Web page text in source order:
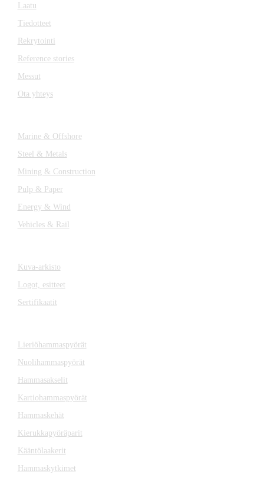
Laatu
Tiedotteet
Rekrytointi
Reference stories
Messut
Ota yhteys
Marine & Offshore
Steel & Metals
Mining & Construction
Pulp & Paper
Energy & Wind
Vehicles & Rail
Kuva-arkisto
Logot, esitteet
Sertifikaatit
Lieriöhammaspyörät
Nuolihammaspyörät
Hammasakselit
Kartiohammaspyörät
Hammaskehät
Kierukkapyöräparit
Kääntölaakerit
Hammaskytkimet